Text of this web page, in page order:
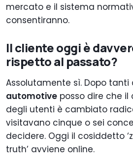
mercato e il sistema
consentiranno.
Il cliente oggi è
rispetto al passato?
Assolutamente sì. Dopo tanti
automotive posso dire che
degli utenti è cambiato
visitavano cinque o sei
decidere. Oggi il cosiddetto
truth’ avviene online.